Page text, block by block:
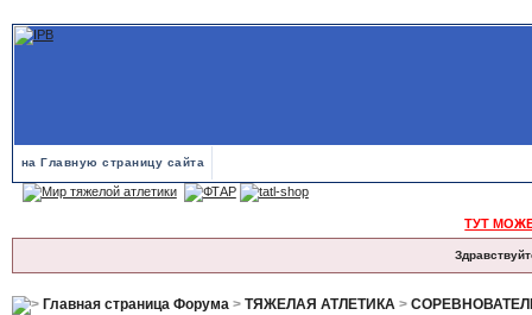
на Главную страницу сайта
ТУТ
Главная страница Форума> ТЯЖЕЛАЯ АТЛЕТИКА>